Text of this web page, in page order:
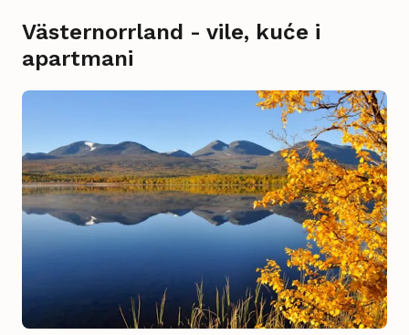
Västernorrland - vile, kuće i
apartmani